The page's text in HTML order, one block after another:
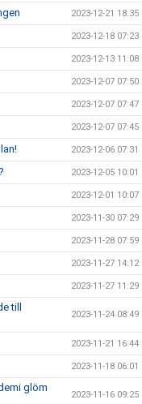
2023-12-21 18:35
2023-12-18 07:23
2023-12-13 11:08
2023-12-07 07:50
2023-12-07 07:47
2023-12-07 07:45
2023-12-06 07:31
2023-12-05 10:01
2023-12-01 10:07
2023-11-30 07:29
2023-11-28 07:59
2023-11-27 14:12
2023-11-27 11:29
till
2023-11-24 08:49
2023-11-21 16:44
2023-11-18 06:01
glöm
2023-11-16 09:25